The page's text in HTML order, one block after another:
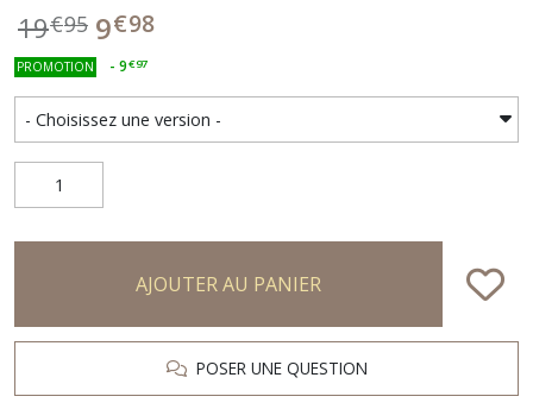
19€95 9€98
PROMOTION - 9€97
AJOUTER AU PANIER
POSER UNE QUESTION